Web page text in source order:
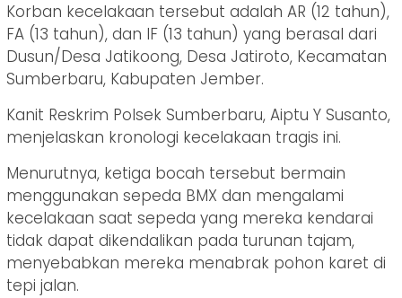
Korban kecelakaan tersebut adalah AR (12 tahun),
FA (13 tahun), dan IF (13 tahun) yang berasal dari
Dusun/Desa Jatikoong, Desa Jatiroto, Kecamatan
Sumberbaru, Kabupaten Jember.
Kanit Reskrim Polsek Sumberbaru, Aiptu Y Susanto,
menjelaskan kronologi kecelakaan tragis ini.
Menurutnya, ketiga bocah tersebut bermain
menggunakan sepeda BMX dan mengalami
kecelakaan saat sepeda yang mereka kendarai
tidak dapat dikendalikan pada turunan tajam,
menyebabkan mereka menabrak pohon karet di
tepi jalan.